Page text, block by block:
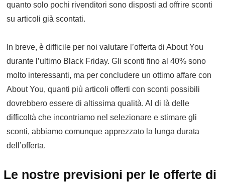
quanto solo pochi rivenditori sono disposti ad offrire sconti
su articoli già scontati.
In breve, è difficile per noi valutare l’offerta di About You
durante l’ultimo Black Friday. Gli sconti fino al 40% sono
molto interessanti, ma per concludere un ottimo affare con
About You, quanti più articoli offerti con sconti possibili
dovrebbero essere di altissima qualità. Al di là delle
difficoltà che incontriamo nel selezionare e stimare gli
sconti, abbiamo comunque apprezzato la lunga durata
dell’offerta.
Le nostre previsioni per le offerte di